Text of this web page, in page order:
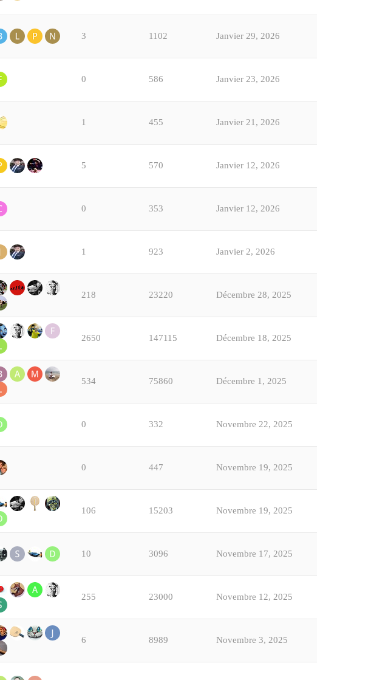
3 1102 Janvier 29, 2026
0 586 Janvier 23, 2026
1 455 Janvier 21, 2026
5 570 Janvier 12, 2026
0 353 Janvier 12, 2026
1 923 Janvier 2, 2026
218 23220 Décembre 28, 2025
2650 147115 Décembre 18, 2025
534 75860 Décembre 1, 2025
0 332 Novembre 22, 2025
0 447 Novembre 19, 2025
106 15203 Novembre 19, 2025
10 3096 Novembre 17, 2025
255 23000 Novembre 12, 2025
6 8989 Novembre 3, 2025